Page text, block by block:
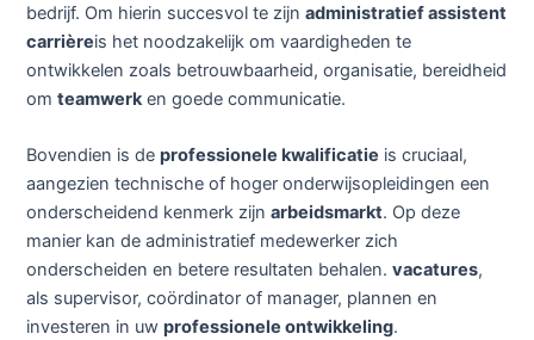
bedrijf. Om hierin succesvol te zijnadministratief assistent
carrièreis het noodzakelijk om vaardigheden te
ontwikkelen zoals betrouwbaarheid, organisatie, bereidheid
omteamwerken goede communicatie.
Bovendien is deprofessionele kwalificatie is cruciaal,
aangezien technische of hoger onderwijsopleidingen een
onderscheidend kenmerk zijnarbeidsmarkt. Op deze
manier kan de administratief medewerker zich
onderscheiden en betere resultaten behalen.vacatures,
als supervisor, coördinator of manager, plannen en
investeren in uwprofessionele ontwikkeling.